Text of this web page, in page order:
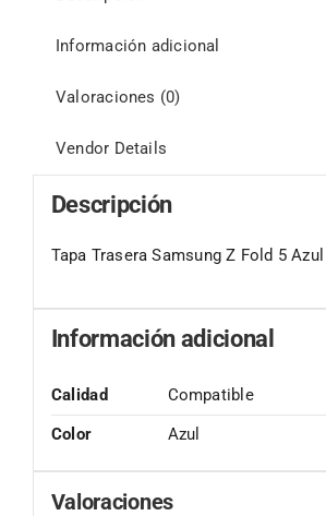
Información adicional
Valoraciones (0)
Vendor Details
Descripción
Tapa Trasera Samsung Z Fold 5
Información adicional
Calidad
Compatible
Color
Azul
Valoraciones